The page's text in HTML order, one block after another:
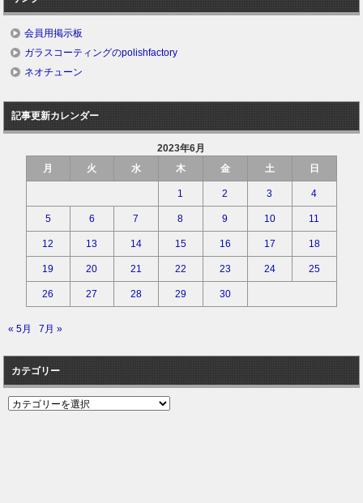
会員用掲示板
ガラスコーティングのpolishfactory
ネオチューン
記事更新カレンダー
2023年6月
月
火 水 木 金 土 日
1 2 3 4
5 6 7 8 9 10 11
12 13 14 15 16 17 18
19 20 21 22 23 24 25
26 27 28 29 30
« 5月 7月 »
カテゴリー
カ